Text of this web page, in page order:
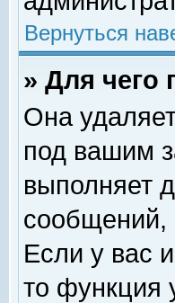
Вернуться
» Для чего
Она
под вашим
выполняет
сообщений,
Если у вас
то функция